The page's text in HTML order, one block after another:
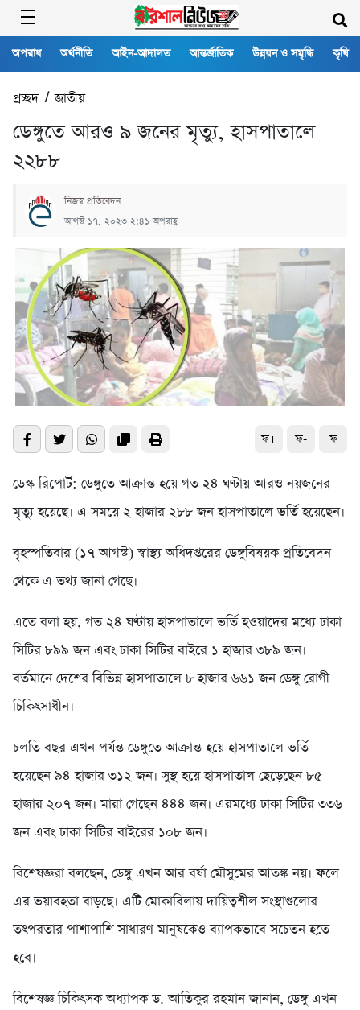
অপরাধ অর্থনীতি আইন-আদালত আন্তর্জাতিক উন্নয়ন ও সমৃদ্ধি কৃষি
প্রচ্ছদ/জাতীয়
ডেঙ্গুতে আরও ৯ জনের মৃত্যু, হাসপাতালে
২২৮৮
নিজস্ব প্রতিবেদন
আগস্ট ১৭, ২০২৩ ২:৪১ অপরাহ্ণ
ফ+ ফ- ফ
ডেস্ক রিপোর্ট: ডেঙ্গুতে আক্রান্ত হয়ে গত ২৪ ঘণ্টায় আরও নয়জনের
মৃত্যু হয়েছে। এ সময়ে ২ হাজার ২৮৮ জন হাসপাতালে ভর্তি হয়েছেন।
বৃহস্পতিবার (১৭ আগস্ট) স্বাস্থ্য অধিদপ্তরের ডেঙ্গুবিষয়ক প্রতিবেদন
থেকে এ তথ্য জানা গেছে।
এতে বলা হয়, গত ২৪ ঘণ্টায় হাসপাতালে ভর্তি হওয়াদের মধ্যে ঢাকা
সিটির ৮৯৯ জন এবং ঢাকা সিটির বাইরে ১ হাজার ৩৮৯ জন।
বর্তমানে দেশের বিভিন্ন হাসপাতালে ৮ হাজার ৬৬১ জন ডেঙ্গু রোগী
চিকিৎসাধীন।
চলতি বছর এখন পর্যন্ত ডেঙ্গুতে আক্রান্ত হয়ে হাসপাতালে ভর্তি
হয়েছেন ৯৪ হাজার ৩১২ জন। সুস্থ হয়ে হাসপাতাল ছেড়েছেন ৮৫
হাজার ২০৭ জন। মারা গেছেন ৪৪৪ জন। এরমধ্যে ঢাকা সিটির ৩৩৬
জন এবং ঢাকা সিটির বাইরের ১০৮ জন।
বিশেষজ্ঞরা বলছেন, ডেঙ্গু এখন আর বর্ষা মৌসুমের আতঙ্ক নয়। ফলে
এর ভয়াবহতা বাড়ছে। এটি মোকাবিলায় দায়িত্বশীল সংস্থাগুলোর
তৎপরতার পাশাপাশি সাধারণ মানুষকেও ব্যাপকভাবে সচেতন হতে
হবে।
বিশেষজ্ঞ চিকিৎসক অধ্যাপক ড. আতিকুর রহমান জানান, ডেঙ্গু এখন